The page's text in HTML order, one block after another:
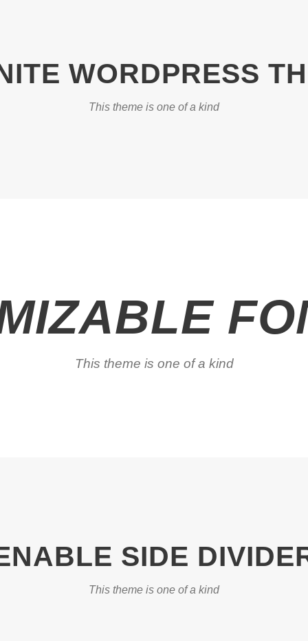
WORDPRESS
This theme is one of a kind
This theme is one of a kind
SIDE
This theme is one of a kind